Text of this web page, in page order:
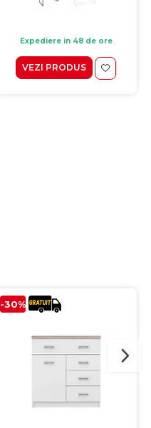
Expediere in 48 de ore
VEZI PRODUS
-30%